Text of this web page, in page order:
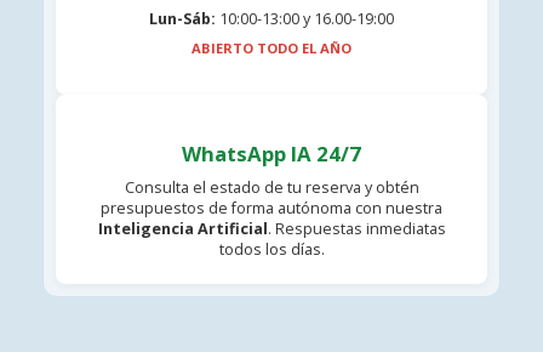
Lun-Sáb: 10:00-13:00 y 16.00-19:00
ABIERTO TODO EL AÑO
WhatsApp IA 24/7
Consulta el estado de tu reserva y obtén
presupuestos de forma autónoma con nuestra
Inteligencia Artificial. Respuestas inmediatas
todos los días.